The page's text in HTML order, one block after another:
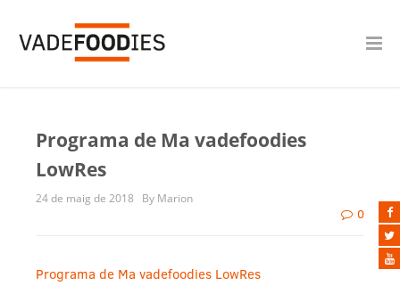
Programa de Ma vadefoodies
LowRes
24 de maig de 2018 By Marion
0
Programa de Ma vadefoodies LowRes